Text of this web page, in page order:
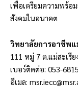
เพื่อเตรียมความพร้อ
สังคมในอนาคต
วิทยาลัยการอาชีพแ
111 หมู่ 7 ต.แม่สะเรี
เบอร์ติดต่อ: 053-
อีเมล: